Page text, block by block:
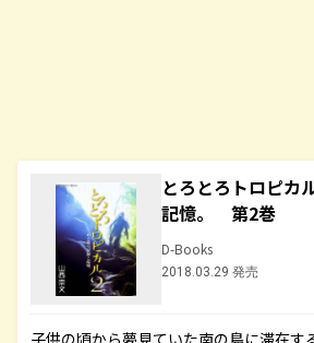
とろとろトロピ
記憶。 第2巻
D-Books
2018.03.29 発売
子供の頃から夢見ていた南の島に滞在す